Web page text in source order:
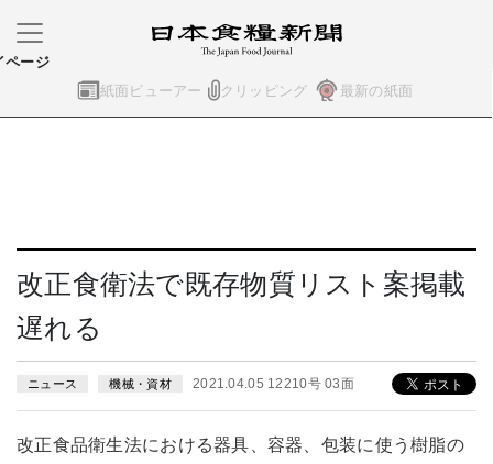
紙面ビューアー クリッピング 最新の紙面
ページ
改正食衛法で既存物質リスト案掲載
遅れる
ニュース 機械・資材 2021.04.05 12210号 03面
改正食品衛生法における器具、容器、包装に使う樹脂の